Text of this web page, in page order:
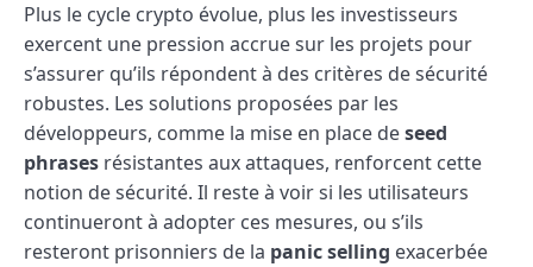
Plus le cycle crypto évolue, plus les investisseurs
exercent une pression accrue sur les projets pour
s’assurer qu’ils répondent à des critères de sécurité
robustes. Les solutions proposées par les
développeurs, comme la mise en place deseed
phrases résistantes aux attaques, renforcent cette
notion de sécurité. Il reste à voir si les utilisateurs
continueront à adopter ces mesures, ou s’ils
resteront prisonniers de la panic selling exacerbée